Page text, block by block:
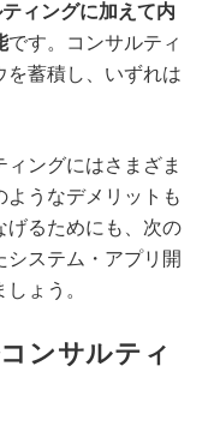
ィングに加えて内
です。コンサルティ
を蓄積し、いずれは
ングにはさまざま
ようなデメリットも
げるためにも、次の
システム・アプリ開
ょう。
ンサルティ